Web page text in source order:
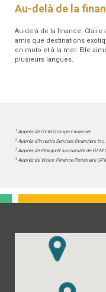
Au-delà de la
Au-delà de la finance,
amis que destinations
en moto et à la mer. Elle
plusieurs langues.
1 Auprès de GFM Groupe Financier
2Auprès d'Investia Services financiers Inc.
3Auprès de Planiprêt succursale de GFM
4Auprès de Vision Finance Partenaire